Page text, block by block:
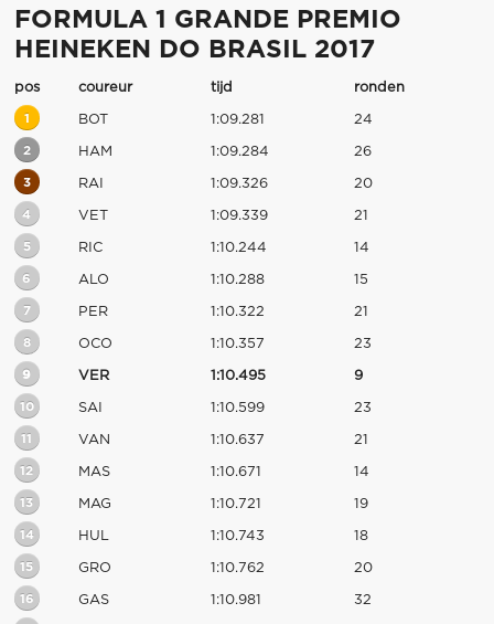
FORMULA 1 GRANDE PREMIO
HEINEKEN DO BRASIL 2017
pos coureur tijd ronden
1 BOT 1:09.281 24
2 HAM 1:09.284 26
3 RAI 1:09.326 20
4 VET 1:09.339 21
5 RIC 1:10.244 14
6 ALO 1:10.288 15
7 PER 1:10.322 21
8 OCO 1:10.357 23
9 VER 1:10.495 9
10 SAI 1:10.599 23
11 VAN 1:10.637 21
12 MAS 1:10.671 14
13 MAG 1:10.721 19
14 HUL 1:10.743 18
15 GRO 1:10.762 20
16 GAS 1:10.981 32